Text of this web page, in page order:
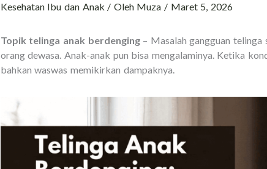
Kesehatan Ibu dan Anak / Oleh Muza / Maret 5, 2026
Topik telinga anak berdenging– Masalah gangguan telinga
orang dewasa. Anak-anak pun bisa mengalaminya. Ketika
bahkan waswas memikirkan dampaknya.